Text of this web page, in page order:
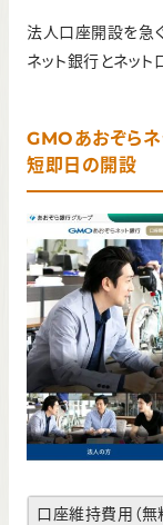
法人口座開設を急
ネット銀行とネット
GMOあおぞら
短即日の開設
口座維持費用（無